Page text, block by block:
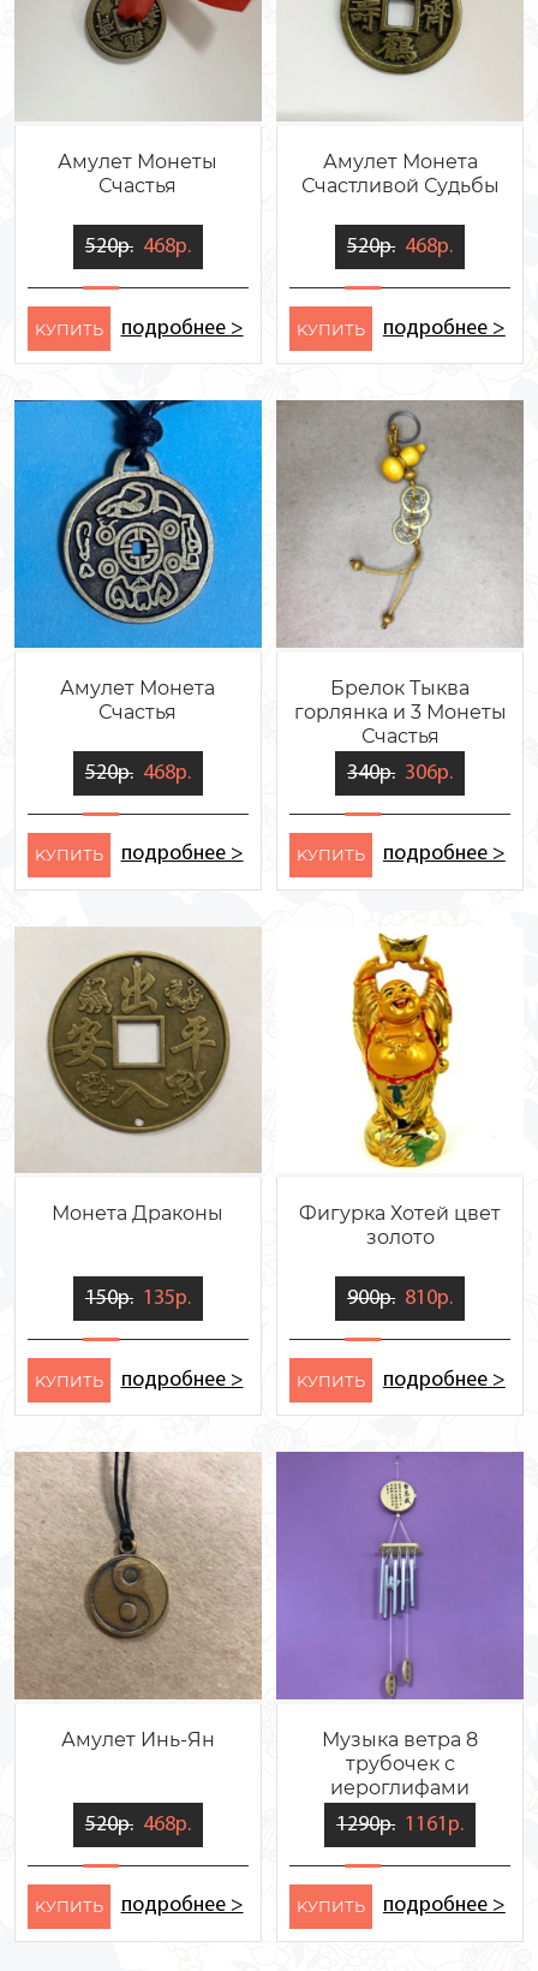
Амулет Монеты
Счастья
520р. 468р.
KУПИТЬ подробнее >
Амулет Монета
Счастливой Судьбы
520р. 468р.
KУПИТЬ подробнее >
Амулет Монета
Счастья
520р. 468р.
KУПИТЬ подробнее >
Брелок Тыква
горлянка и 3 Монеты
Счастья
340р. 306р.
KУПИТЬ подробнее >
Монета Драконы
150р. 135р.
KУПИТЬ подробнее >
Фигурка Хотей цвет
золото
900р. 810р.
KУПИТЬ подробнее >
Амулет Инь-Ян
520р. 468р.
KУПИТЬ подробнее >
Музыка ветра 8
трубочек с
иероглифами
1290р. 1161р.
KУПИТЬ подробнее >